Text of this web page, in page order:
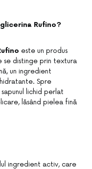
Rufino?
este un produs
se distinge prin textura
un ingredient
Spre
lichid perlat
lăsând pielea fină
ingredient activ, care